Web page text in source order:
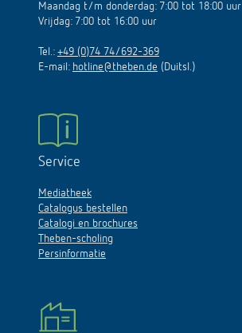
Maandag t/m donderdag: 7:00 tot 18:00 uur
Vrijdag: 7:00 tot 16:00 uur
Tel.: +49 (0)74 74/692-369
E-mail: hotline@theben.de (Duitsl.)
Service
Mediatheek
Catalogus bestellen
Catalogi en brochures
Theben-scholing
Persinformatie